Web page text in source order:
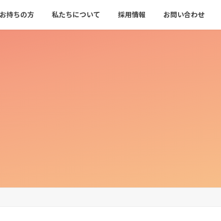
持ちの方 私たちについて 採用情報 お問い合わせ